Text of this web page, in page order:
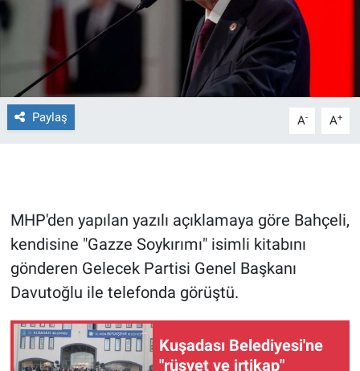
Paylaş A- A+
MHP'den yapılan yazılı açıklamaya göre Bahçeli,
kendisine "Gazze Soykırımı" isimli kitabını
gönderen Gelecek Partisi Genel Başkanı
Davutoğlu ile telefonda görüştü.
Kuşadası Belediyesi'ne
"rüşvet ve irtikap"
Gün Başlıyor
Gün Bitiyor
Gün Ortası
Haber
İlan
Kimdir
Koronavirüs